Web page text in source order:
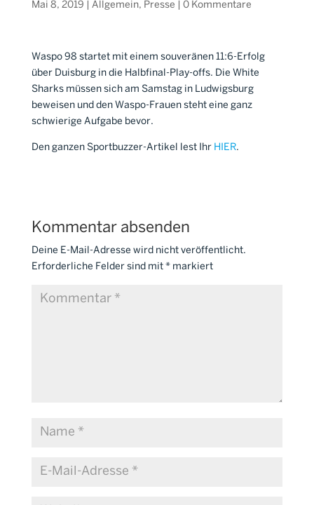
Mai 8, 2019 Allgemein, Presse 0 Kommentare
Waspo 98 startet mit einem souveränen 11:6-Erfolg
über Duisburg in die Halbfinal-Play-offs. Die White
Sharks müssen sich am Samstag in Ludwigsburg
beweisen und den Waspo-Frauen steht eine ganz
schwierige Aufgabe bevor.
Den ganzen Sportbuzzer-Artikel lest Ihr HIER.
Kommentar absenden
Deine E-Mail-Adresse wird nicht veröffentlicht.
Erforderliche Felder sind mit *markiert